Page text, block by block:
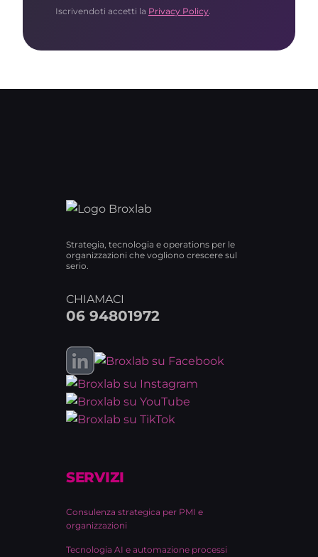
Iscrivendoti accetti la Privacy Policy.
Strategia, tecnologia e operations per le
organizzazioni che vogliono crescere sul
serio.
CHIAMACI
06 94801972
SERVIZI
Consulenza strategica per PMI e
organizzazioni
Tecnologia AI e automazione processi